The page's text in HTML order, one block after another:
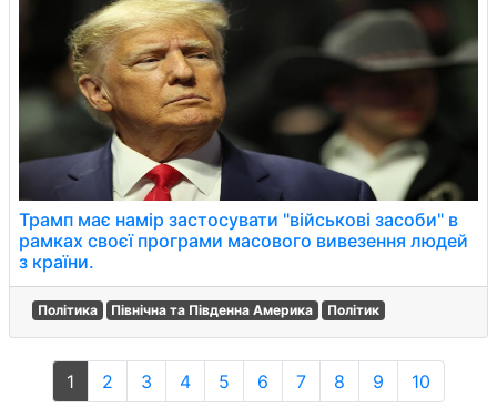
Трамп має намір застосувати "військові засоби" в
рамках своєї програми масового вивезення людей
з країни.
Політика Північна та Південна Америка Політик
1 2 3 4 5 6 7 8 9 10